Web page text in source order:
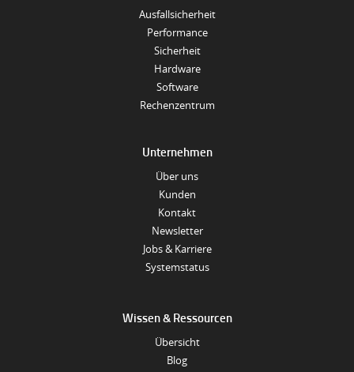
Ausfallsicherheit
Performance
Sicherheit
Hardware
Software
Rechenzentrum
Unternehmen
Über uns
Kunden
Kontakt
Newsletter
Jobs & Karriere
Systemstatus
Wissen & Ressourcen
Übersicht
Blog